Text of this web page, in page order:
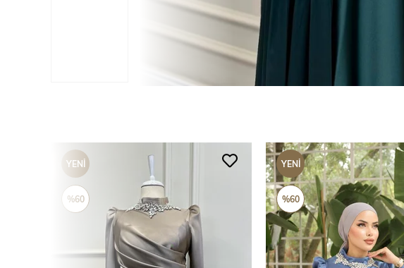
YENI
ÜRÜN
%60
YENI
ÜRÜN
%60